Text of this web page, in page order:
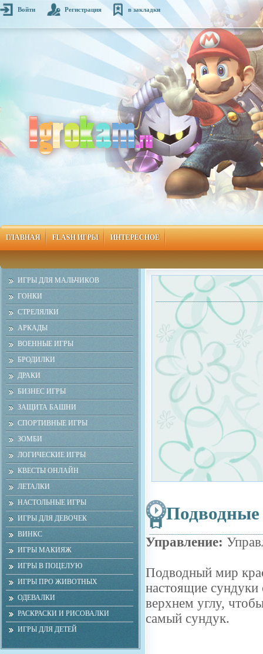
Войти Регистрация в закладки
ГЛАВНАЯ FLASH ИГРЫ ИНТЕРЕСНОЕ
ИГРЫ ДЛЯ МАЛЬЧИКОВ
ГОНКИ
СТРЕЛЯЛКИ
АРКАДЫ
ВОЕННЫЕ ИГРЫ
БРОДИЛКИ
ДРАКИ
БИЗНЕС ИГРЫ
ЗАЩИТА БАШНИ
СПОРТИВНЫЕ ИГРЫ
ЗОМБИ
ЛОГИЧЕСКИЕ ИГРЫ
КВЕСТЫ ОНЛАЙН
ЛЕТАЛКИ
НАСТОЛЬНЫЕ ИГРЫ
ИГРЫ ДЛЯ ДЕВОЧЕК
ВИНКС
ИГРЫ МАКИЯЖ
ИГРЫ В ПОЦЕЛУЮ
ИГРЫ ПРО ЖИВОТНЫХ
ОДЕВАЛКИ
РАСКРАСКИ И РИСОВАЛКИ
ИГРЫ ДЛЯ ДЕТЕЙ
Управление:
Подводный мир
настоящие
верхнем углу,
самый сундук.